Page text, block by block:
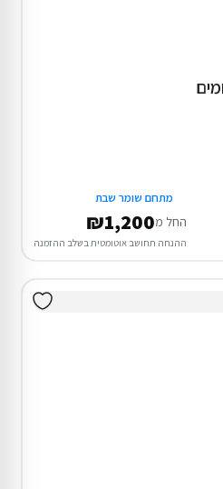
מתחם שומר שבת
החל מ₪1,200
ההנחה תחושב אוטומטית בשלב ההזמנה